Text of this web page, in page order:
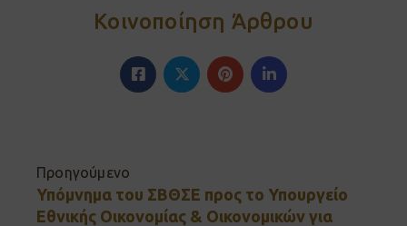
Κοινοποίηση Άρθρου
Προηγούμενο
Υπόμνημα του ΣΒΘΣΕ προς το Υπουργείο
Εθνικής Οικονομίας & Οικονομικών για